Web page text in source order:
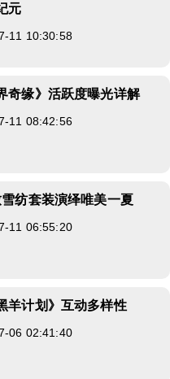
元
11 10:30:58
奇缘》活跃度曝光详解
11 08:42:56
雪纺套装演绎唯美一夏
11 06:55:20
羊计划》互动多样性
06 02:41:40